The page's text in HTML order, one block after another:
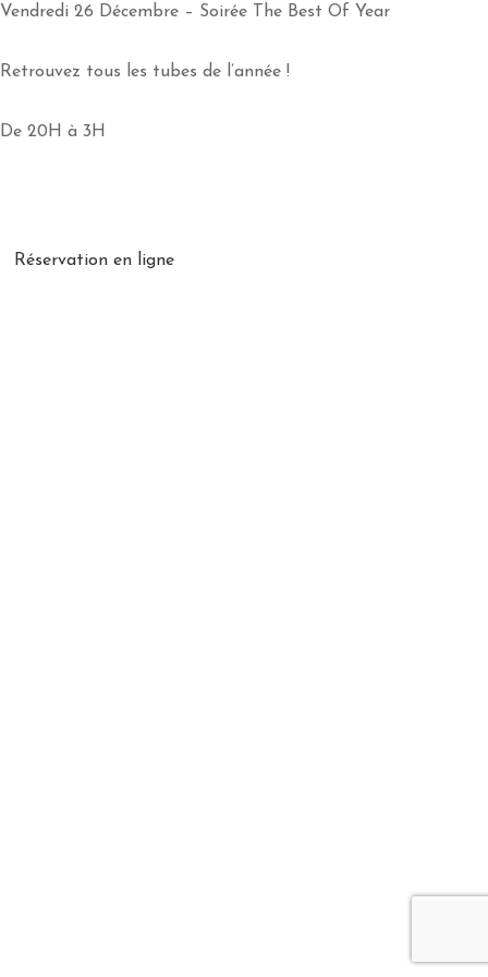
Vendredi 26 Décembre – Soirée The Best Of Year
Retrouvez tous les tubes de l’année !
De 20H à 3H
Réservation en ligne